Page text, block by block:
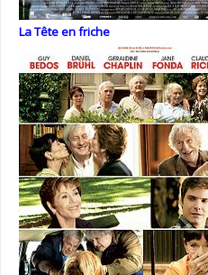
La Tête en friche